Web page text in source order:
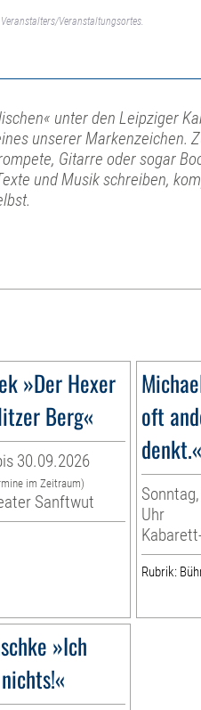
Veranstaltungsortes.
unter den Leipziger
unserer Markenzeichen.
Gitarre oder sogar
und Musik schreiben,
»Der Hexer
Berg«
30.09.2026
im Zeitraum)
Sanftwut
oft
denkt.«
Uhr
Rubrik:
»Ich